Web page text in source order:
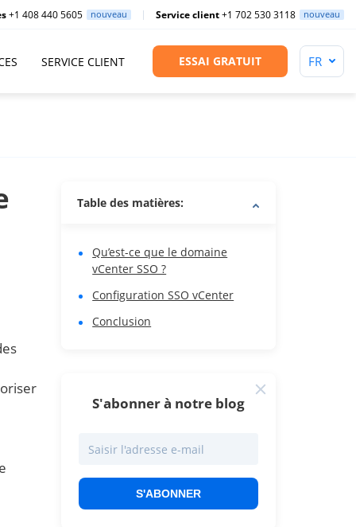
+1 408 440 5605 nouveau Service client+1 702 530 3118 nouveau
SERVICE CLIENT ESSAI GRATUIT
Table des matières:
Qu’est-ce que le domaine
vCenter SSO ?
Configuration SSO vCenter
Conclusion
S'abonner à notre blog
S'ABONNER